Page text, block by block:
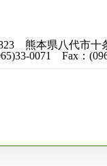
熊本県八代市
0071 Fax：